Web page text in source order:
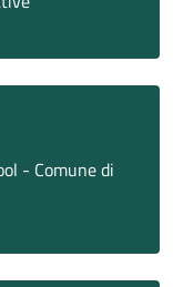
- Comune di